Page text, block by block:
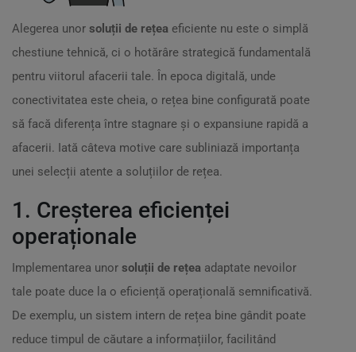
Alegerea unor soluții de rețea eficiente nu este o simplă
chestiune tehnică, ci o hotărâre strategică fundamentală
pentru viitorul afacerii tale. În epoca digitală, unde
conectivitatea este cheia, o rețea bine configurată poate
să facă diferența între stagnare și o expansiune rapidă a
afacerii. Iată câteva motive care subliniază importanța
unei selecții atente a soluțiilor de rețea.
1. Creșterea eficienței
operaționale
Implementarea unor soluții de rețea adaptate nevoilor
tale poate duce la o eficiență operațională semnificativă.
De exemplu, un sistem intern de rețea bine gândit poate
reduce timpul de căutare a informațiilor, facilitând